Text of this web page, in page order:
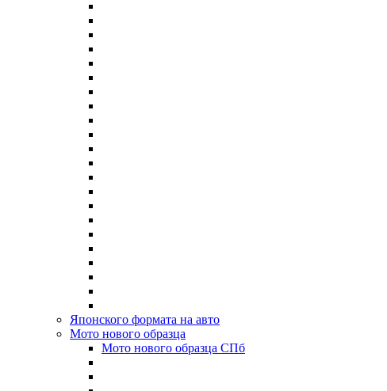
Японского формата на авто
Мото нового образца
Мото нового образца СПб